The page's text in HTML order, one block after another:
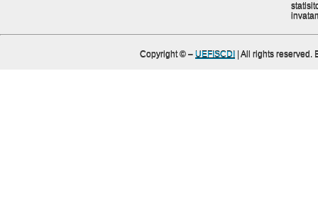
Copyright © – UEFISCDI | All rights